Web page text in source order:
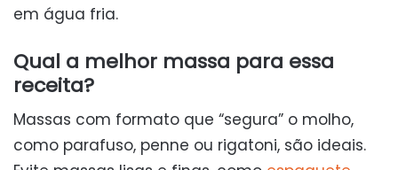
em água fria.
Qual a melhor massa para essa
receita?
Massas com formato que “segura” o molho,
como parafuso, penne ou rigatoni, são ideais.